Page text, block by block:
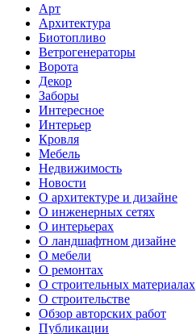
Арт
Архитектура
Биотопливо
Ветрогенераторы
Ворота
Декор
Заборы
Интересное
Интерьер
Кровля
Мебель
Недвижимость
Новости
О архитектуре и дизайне
О инженерных сетях
О интерьерах
О ландшафтном дизайне
О мебели
О ремонтах
О строительных материалах
О строительстве
Обзор авторских работ
Публикации